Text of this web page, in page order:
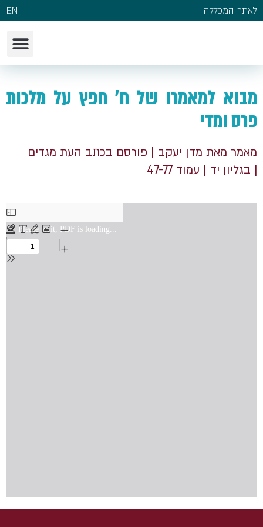
לאתר המכללה EN
מבוא למאמרו של ח' חפץ על מלכות
פרס ומדי
מאמר מאת מדן יעקב | פורסם בכתב העת מגדים
| בגליון יד | עמוד 47-77